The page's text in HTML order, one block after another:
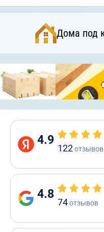
Дома под
4.9
122отзывов
4.8
74отзывов